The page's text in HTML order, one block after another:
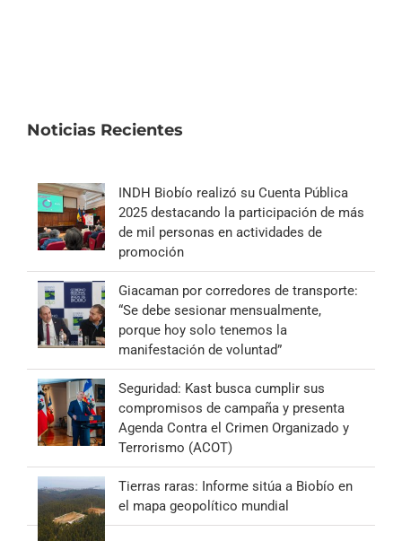
Noticias Recientes
INDH Biobío realizó su Cuenta Pública
2025 destacando la participación de más
de mil personas en actividades de
promoción
Giacaman por corredores de transporte:
“Se debe sesionar mensualmente,
porque hoy solo tenemos la
manifestación de voluntad”
Seguridad: Kast busca cumplir sus
compromisos de campaña y presenta
Agenda Contra el Crimen Organizado y
Terrorismo (ACOT)
Tierras raras: Informe sitúa a Biobío en
el mapa geopolítico mundial